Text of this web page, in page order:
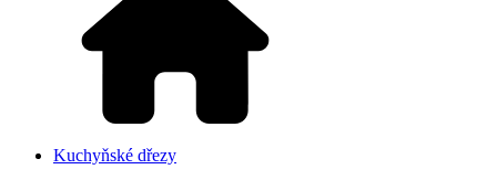
Kuchyňské dřezy